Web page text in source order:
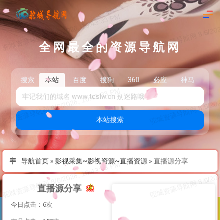
全网最全的资源导航网
搜索 本站 百度 搜狗 360 必应 神马 头
本站搜索
导航首页 » 影视采集~影视资源~直播资源 » 直播源分享
直播源分享
今日点击：6次